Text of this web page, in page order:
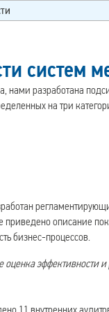
систем
нами разработана
на три
приведено описание
бизнес-процессов.
эффективности